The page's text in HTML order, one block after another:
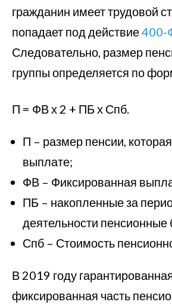
гражданин имеет трудовой
попадает под действие400-
Следовательно, размер
группы определяется по
П = ФВ х 2 + ПБ х Спб.
П – размер пенсии,
выплате;
ФВ – Фиксированная
ПБ – накопленные за
деятельности пенсионные
Спб – Стоимость
В 2019 году
фиксированная часть